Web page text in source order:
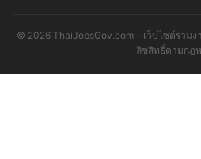
© 2026 ThaiJobsGov.com - เว็บไซต์รวม
ลิขสิทธิ์ตามกฎ